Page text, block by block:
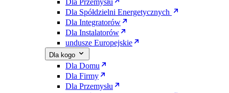
Dla Przemysłu
Dla Spółdzielni Energetycznych
Dla Integratorów
Dla Instalatorów
undusze Europejskie
Dla kogo
Dla Domu
Dla Firmy
Dla Przemysłu